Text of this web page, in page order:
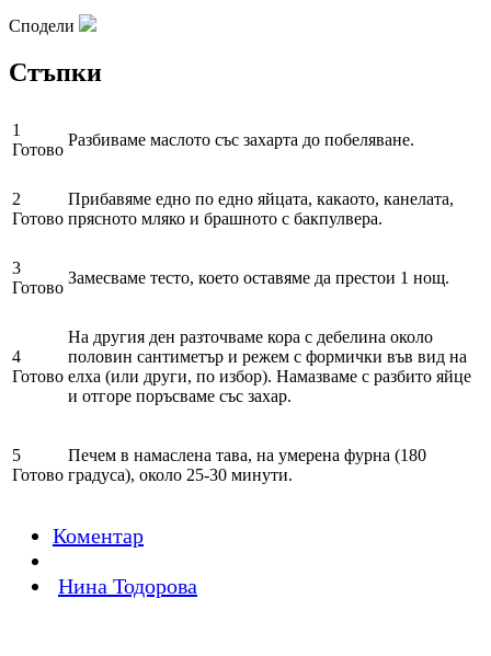
Сподели
Стъпки
1
Готово
Разбиваме маслото със захарта до побеляване.
2
Готово
Прибавяме едно по едно яйцата, какаото, канелата,
прясното мляко и брашното с бакпулвера.
3
Готово
Замесваме тесто, което оставяме да престои 1 нощ.
4
Готово
На другия ден разточваме кора с дебелина около
половин сантиметър и режем с формички във вид на
елха (или други, по избор). Намазваме с разбито яйце
и отгоре поръсваме със захар.
5
Готово
Печем в намаслена тава, на умерена фурна (180
градуса), около 25-30 минути.
Коментар
Нина Тодорова